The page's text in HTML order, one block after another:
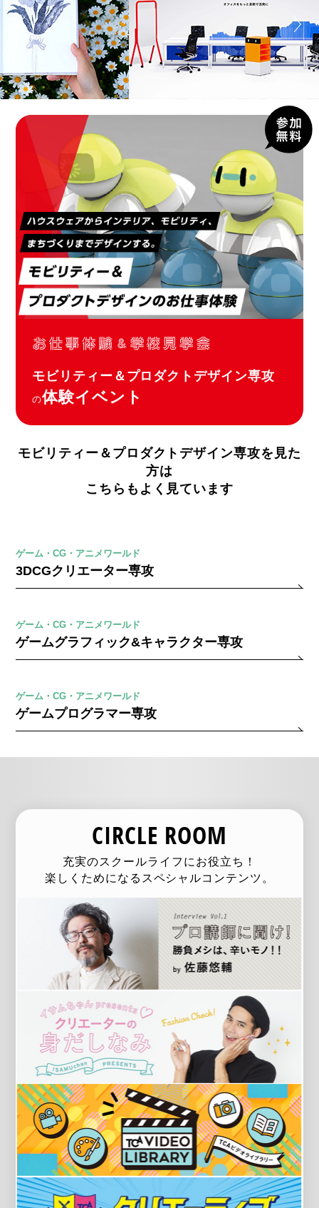
モビリティー＆プロダクトデザイン専攻
の体験イベント
モビリティー＆プロダクトデザイン専攻を見た
方は
こちらもよく見ています
ゲーム・CG・アニメワールド
3DCGクリエーター専攻
ゲーム・CG・アニメワールド
ゲームグラフィック&キャラクター専攻
ゲーム・CG・アニメワールド
ゲームプログラマー専攻
CIRCLE ROOM
充実のスクールライフにお役立ち！
楽しくためになるスペシャルコンテンツ。